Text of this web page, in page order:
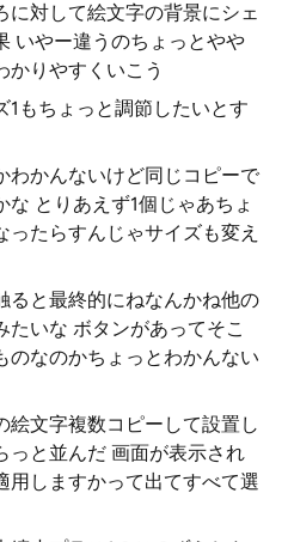
に対して絵文字の背景にシェ
いやー違うのちょっとやや
かりやすくいこう
1もちょっと調節したいとす
わかんないけど同じコピーで
とりあえず1個じゃあちょ
ったらすんじゃサイズも変え
ると最終的にねなんかね他の
たいな ボタンがあってそこ
のなのかちょっとわかんない
絵文字複数コピーして設置し
っと並んだ 画面が表示され
用しますかって出てすべて選